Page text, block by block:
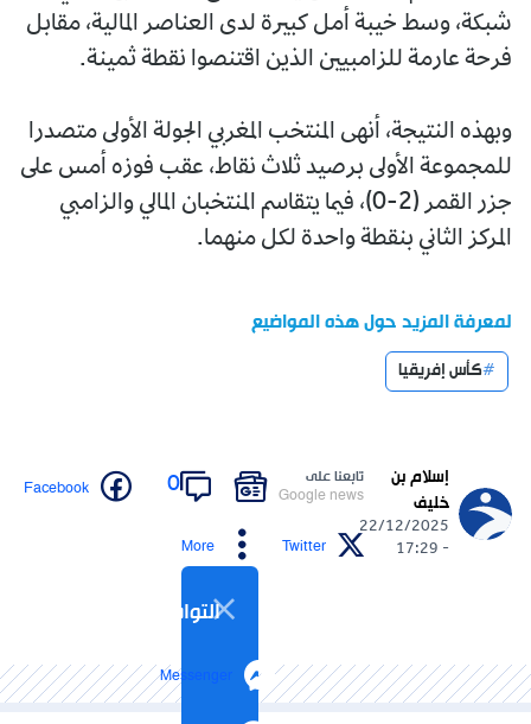
شبكة، وسط خيبة أمل كبيرة لدى العناصر المالية، مقابل
فرحة عارمة للزامبيين الذين اقتنصوا نقطة ثمينة.
وبهذه النتيجة، أنهى المنتخب المغربي الجولة الأولى متصدرا
للمجموعة الأولى برصيد ثلاث نقاط، عقب فوزه أمس على
جزر القمر (2-0)، فيما يتقاسم المنتخبان المالي والزامبي
المركز الثاني بنقطة واحدة لكل منهما.
لمعرفة المزيد حول هذه المواضيع
كأس إفريقيا
إسلام بن
خليف
22/12/2025
- 17:29
تابعنا على
Google news
0
Facebook
Twitter
More
التواصل الاجتماعي
Messenger